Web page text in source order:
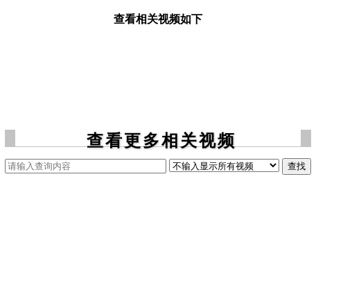
查看相关视频如下
查看更多相关视频